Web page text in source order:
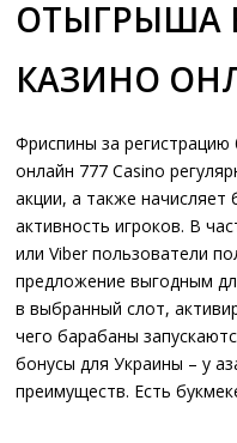
ОТЫГРЫША
КАЗИНО
Фриспины за
онлайн 777 Casino
акции, а также
активность игроков. В
или Viber пользователи
предложение выгодным
в выбранный слот,
чего барабаны
бонусы для Украины – у
преимуществ. Есть